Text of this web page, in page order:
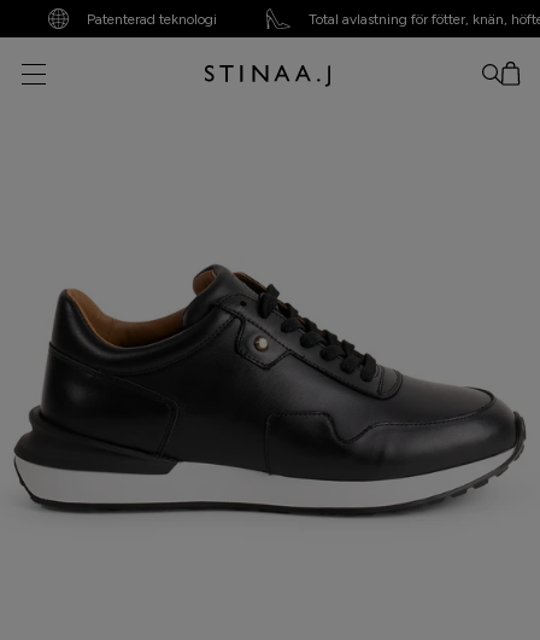
Patenterad teknologi Total avlastning för fötter, knän,